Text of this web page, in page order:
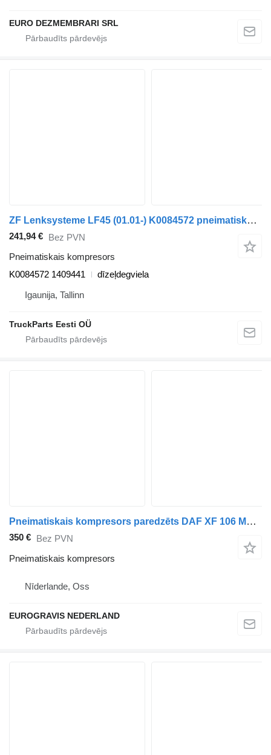
EURO DEZMEMBRARI SRL
ZF Lenksysteme LF45 (01.01-) K0084572 pneimatiskais kompresors paredzēts DAF LF45, LF55, LF180, CF65, CF75, CF85 (2001-) vilcēja
241,94 € Bez PVN
Pneimatiskais kompresors
K0084572 1409441
dīzeļdegviela
Igaunija, Tallinn
TruckParts Eesti OÜ
Pneimatiskais kompresors paredzēts DAF XF 106 MX-11 vilcēja
350 € Bez PVN
Pneimatiskais kompresors
Nīderlande, Oss
EUROGRAVIS NEDERLAND